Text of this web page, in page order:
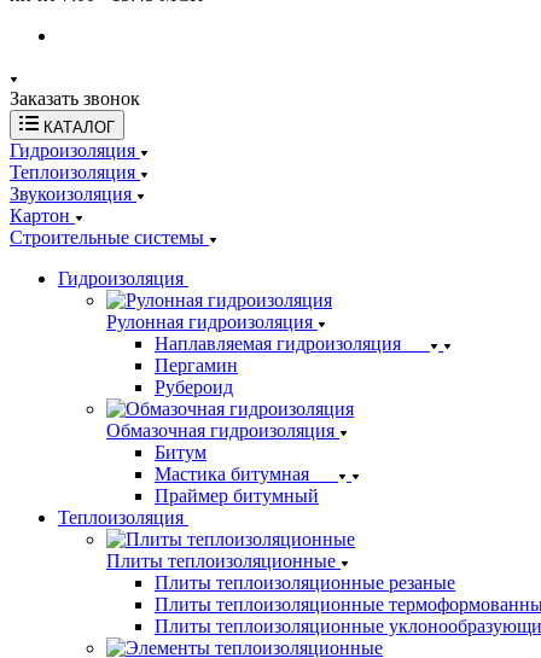
Заказать звонок
КАТАЛОГ
Гидроизоляция
Теплоизоляция
Звукоизоляция
Картон
Строительные системы
Гидроизоляция
Рулонная гидроизоляция
Наплавляемая гидроизоляция
Пергамин
Рубероид
Обмазочная гидроизоляция
Битум
Мастика битумная
Праймер битумный
Теплоизоляция
Плиты теплоизоляционные
Плиты теплоизоляционные резаные
Плиты теплоизоляционные
Плиты теплоизоляционные